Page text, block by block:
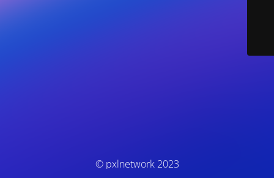
© pxlnetwork 2023